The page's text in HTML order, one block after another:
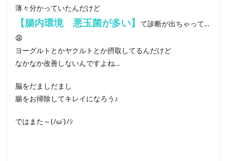
薄々分かっていたんだけど
【腸内環境 悪玉菌が多い】
て診断が出ちゃって…
😩
ヨーグルトとかヤクルトとか摂取してるんだけど
なかなか改善しないんですよね…
脳をだましだまし
腸をお掃除してキレイになろう♪
ではまた～(ﾉω`)ﾉｼ